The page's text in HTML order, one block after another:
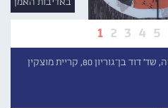
1 2 3 4 5
בניין העירייה, שד' דוד בן־גוריון 80, קריית מוצקין